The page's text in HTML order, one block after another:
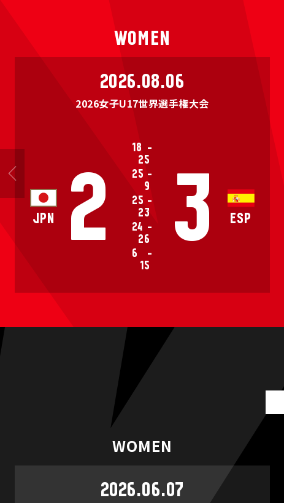
WOMEN
2026.08.06
2026女子U17世界選手権大会
JPN 2
18 -
25
25 -
9
25 -
23
24 -
26
6
-
15
3 ESP
WOMEN
2026.06.07